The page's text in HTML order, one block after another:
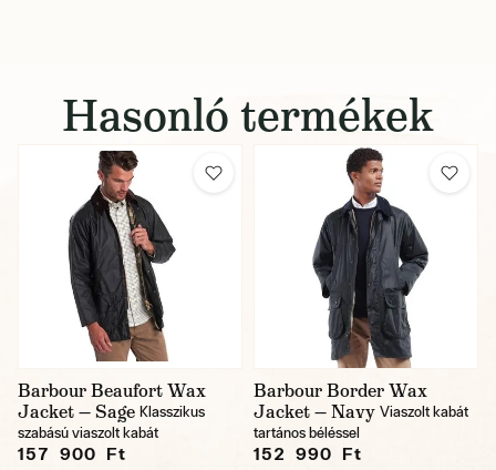
Hasonló termékek
Barbour Beaufort Wax
Jacket — Sage Klasszikus
szabású viaszolt kabát
157 900 Ft
Barbour Border Wax
Jacket — Navy Viaszolt kabát
tartános béléssel
152 990 Ft